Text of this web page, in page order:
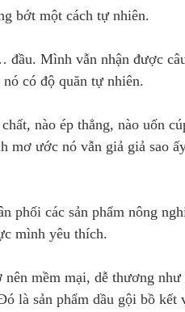
bớt một cách tự nhiên.
Mình vẫn nhận được
có độ quăn tự nhiên.
nào ép thẳng, nào uốn
mơ ước nó vẫn giả giả sao
phối các sản phẩm nông
mình yêu thích.
mềm mại, dễ thương
là sản phẩm dầu gội bồ